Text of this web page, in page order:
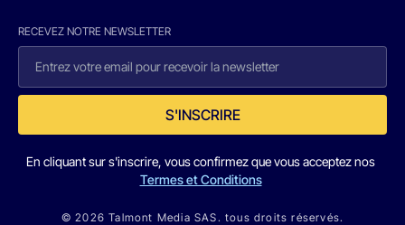
RECEVEZ NOTRE NEWSLETTER
S'INSCRIRE
En cliquant sur s'inscrire, vous confirmez que vous acceptez nos
Termes et Conditions
© 2026 Talmont Media SAS. tous droits réservés.